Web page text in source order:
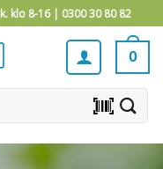
klo 8-16 | 0300 30 80 82
0
barcode_scanner